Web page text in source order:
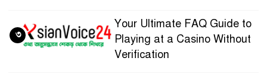
Your Ultimate FAQ Guide to
Playing at a Casino Without
Verification
৩